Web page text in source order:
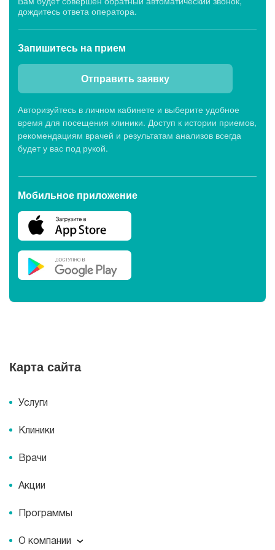
дождитесь ответа оператора.
Запишитесь на прием
Отправить заявку
Авторизуйтесь в личном кабинете и выберите удобное
время для посещения клиники. Доступ к истории приемов,
рекомендациям врачей и результатам анализов всегда
будет у вас под рукой.
Мобильное приложение
Карта сайта
Услуги
Клиники
Врачи
Акции
Программы
О компании